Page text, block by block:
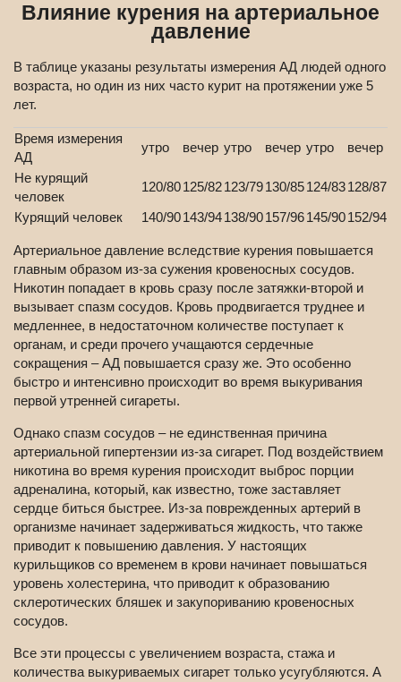
Влияние курения на артериальное
давление
В таблице указаны результаты измерения АД людей одного
возраста, но один из них часто курит на протяжении уже 5
лет.
Время измерения
АД
утро вечер утро вечер утро
вечер
Не курящий
человек
120/80125/82123/79130/85124/83128/87
Курящий человек
140/90143/94138/90157/96145/90152/94
Артериальное давление вследствие курения повышается
главным образом из-за сужения кровеносных сосудов.
Никотин попадает в кровь сразу после затяжки-второй и
вызывает спазм сосудов. Кровь продвигается труднее и
медленнее, в недостаточном количестве поступает к
органам, и среди прочего учащаются сердечные
сокращения – АД повышается сразу же. Это особенно
быстро и интенсивно происходит во время выкуривания
первой утренней сигареты.
Однако спазм сосудов – не единственная причина
артериальной гипертензии из-за сигарет. Под воздействием
никотина во время курения происходит выброс порции
адреналина, который, как известно, тоже заставляет
сердце биться быстрее. Из-за поврежденных артерий в
организме начинает задерживаться жидкость, что также
приводит к повышению давления. У настоящих
курильщиков со временем в крови начинает повышаться
уровень холестерина, что приводит к образованию
склеротических бляшек и закупориванию кровеносных
сосудов.
Все эти процессы с увеличением возраста, стажа и
количества выкуриваемых сигарет только усугубляются. А